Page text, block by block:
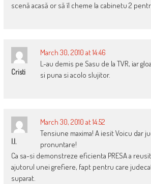
scenă acasă or să îl cheme la cabinetu 2
Cristi
March 30, 2010 at 14:46
L-au demis pe Sasu de la TVR, iar
si puna si acolo slujitor.
I.I.
March 30, 2010 at 14:52
Tensiune maxima! A iesit Voicu dar
pronuntare!
Ca sa-si demonstreze eficienta PRESA a
ajutorul unei grefiere, fapt pentru care
suparat.